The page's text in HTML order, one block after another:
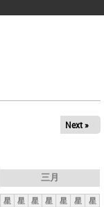
Next »
三月
星 星 星 星 星 星 星